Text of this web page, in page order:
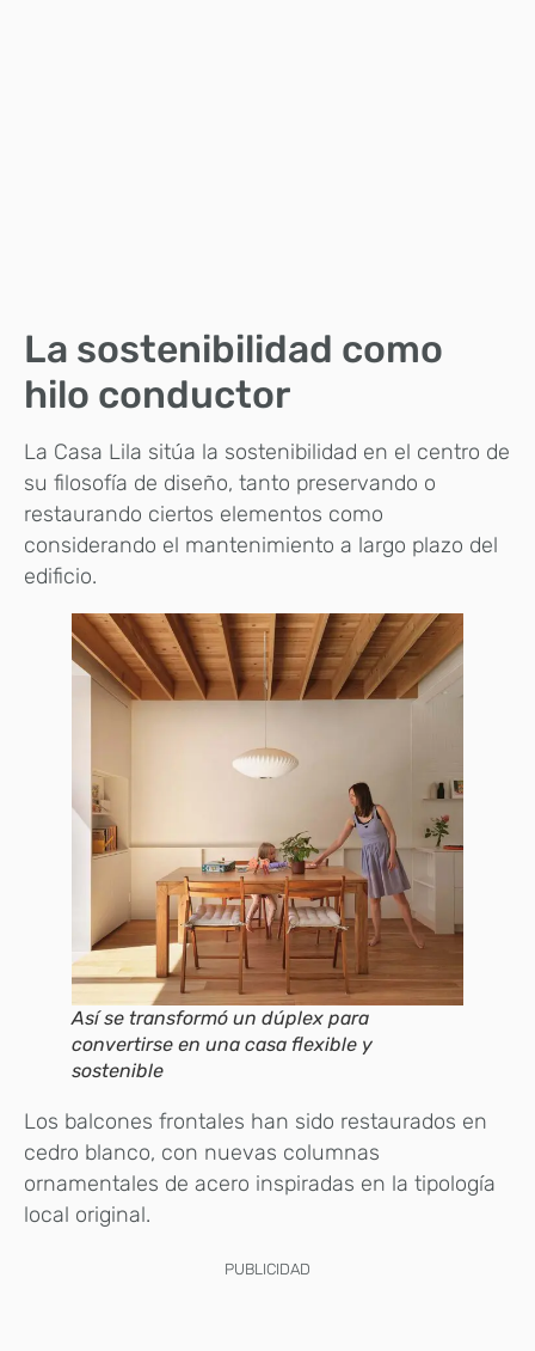
La sostenibilidad como
hilo conductor
La Casa Lila sitúa la sostenibilidad en el centro de
su filosofía de diseño, tanto preservando o
restaurando ciertos elementos como
considerando el mantenimiento a largo plazo del
edificio.
Así se transformó un dúplex para
convertirse en una casa flexible y
sostenible
Los balcones frontales han sido restaurados en
cedro blanco, con nuevas columnas
ornamentales de acero inspiradas en la tipología
local original.
PUBLICIDAD